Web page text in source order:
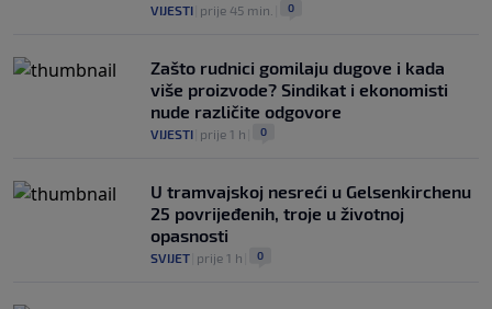
VIJESTI prije 45 min. 0
Zašto rudnici gomilaju dugove i kada
više proizvode? Sindikat i ekonomisti
nude različite odgovore
VIJESTI prije 1 h 0
U tramvajskoj nesreći u Gelsenkirchenu
25 povrijeđenih, troje u životnoj
opasnosti
SVIJET prije 1 h 0